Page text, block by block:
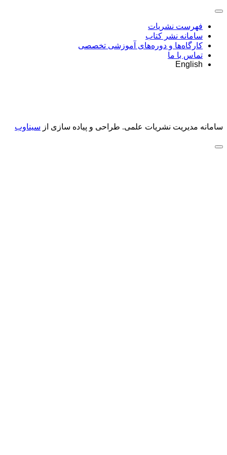
فهرست نشریات
سامانه نشر کتاب
کارگاه‌ها و دوره‌های آموزشی تخصصی
تماس با ما
English
سامانه مدیریت نشریات علمی. طراحی و پیاده سازی از سیناوب